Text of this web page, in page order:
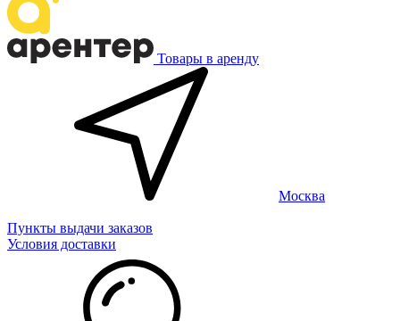
Товары в аренду
Москва
Пункты выдачи заказов
Условия доставки